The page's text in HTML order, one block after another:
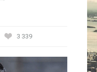
Güney Azərbaycan
3 339